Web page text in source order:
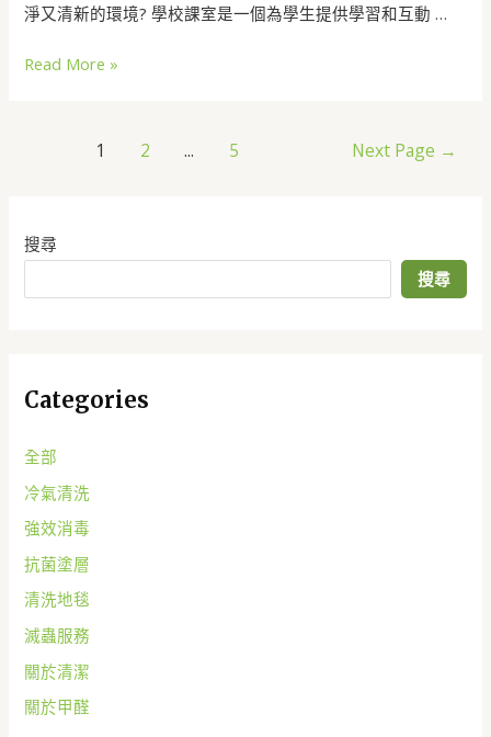
搜尋
搜尋
Categories
全部
冷氣清洗
強效消毒
抗菌塗層
清洗地毯
滅蟲服務
關於清潔
關於甲醛
淨又清新的環境? 學校課室是一個為學生提供學習和互動 …
Read More »
1 2 ... 5 Next Page →